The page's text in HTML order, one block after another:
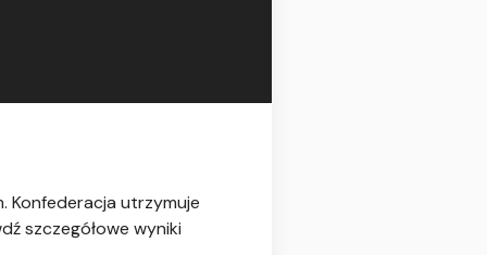
Konfederacja utrzymuje
szczegółowe wyniki